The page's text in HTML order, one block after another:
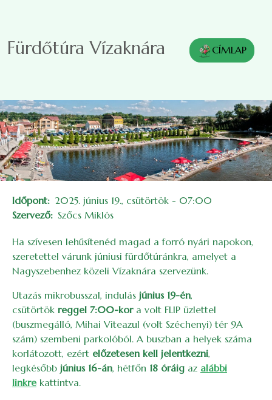
Fürdőtúra Vízaknára CÍMLAP
Időpont
2025. június 19., csütörtök - 07:00
Szervező
Szőcs Miklós
Ha szívesen lehűsítenéd magad a forró nyári napokon,
szeretettel várunk júniusi fürdőtúránkra, amelyet a
Nagyszebenhez közeli Vízaknára szervezünk.
Utazás mikrobusszal, indulás június 19-én,
csütörtök reggel 7:00-kora volt FLIP üzlettel
(buszmegálló, Mihai Viteazul (volt Széchenyi) tér 9A
szám) szembeni parkolóból. A buszban a helyek száma
korlátozott, ezért előzetesen kell jelentkezni,
legkésőbb június 16-án, hétfőn 18 óráig az alábbi
linkre kattintva.